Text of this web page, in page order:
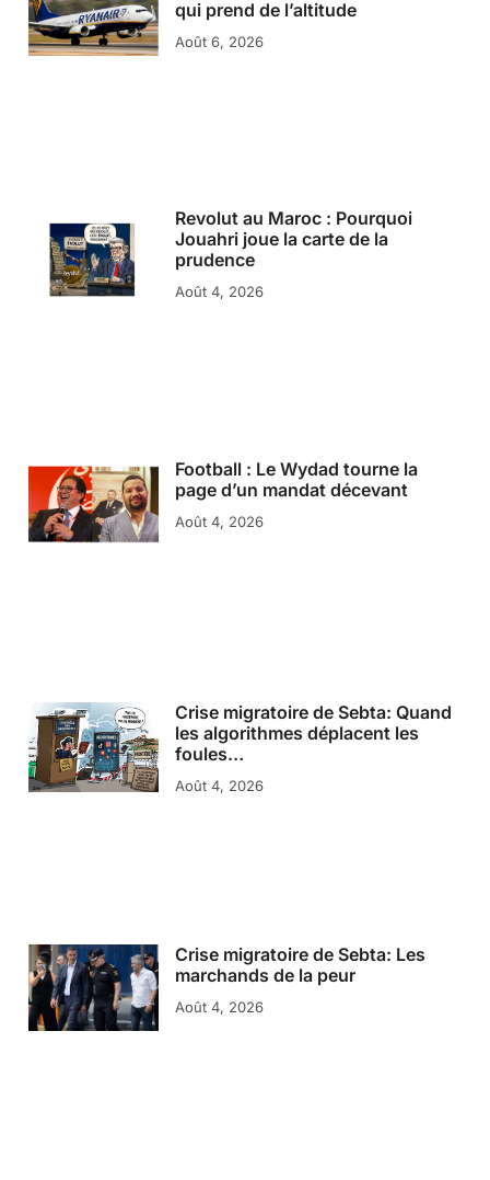
qui prend de l’altitude
Août 6, 2026
Revolut au Maroc : Pourquoi
Jouahri joue la carte de la
prudence
Août 4, 2026
Football : Le Wydad tourne la
page d’un mandat décevant
Août 4, 2026
Crise migratoire de Sebta: Quand
les algorithmes déplacent les
foules…
Août 4, 2026
Crise migratoire de Sebta: Les
marchands de la peur
Août 4, 2026